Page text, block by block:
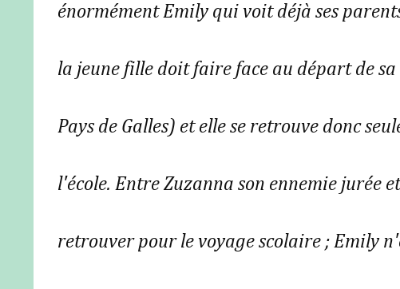
énormément Emily qui voit déjà ses
la jeune fille doit faire face au départ de
Pays de Galles) et elle se retrouve donc
l'école. Entre Zuzanna son ennemie jurée
retrouver pour le voyage scolaire ; Emily